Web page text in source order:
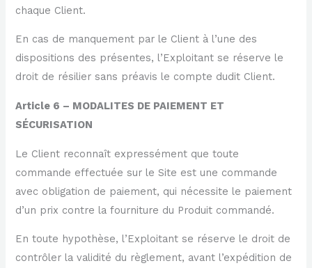
chaque Client.
En cas de manquement par le Client à l’une des
dispositions des présentes, l’Exploitant se réserve le
droit de résilier sans préavis le compte dudit Client.
Article 6 – MODALITES DE PAIEMENT ET
SÉCURISATION
Le Client reconnaît expressément que toute
commande effectuée sur le Site est une commande
avec obligation de paiement, qui nécessite le paiement
d’un prix contre la fourniture du Produit commandé.
En toute hypothèse, l’Exploitant se réserve le droit de
contrôler la validité du règlement, avant l’expédition de